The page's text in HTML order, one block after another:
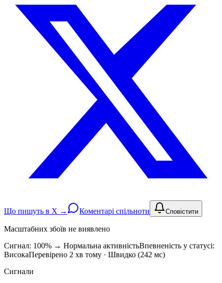
Що пишуть в X → Коментарі спільноти Сповістити
Масштабних збоїв не виявлено
Сигнал: 100% → Нормальна активністьВпевненість у статусі:
ВисокаПеревірено 2 хв тому · Швидко (242 мс)
Сигнали